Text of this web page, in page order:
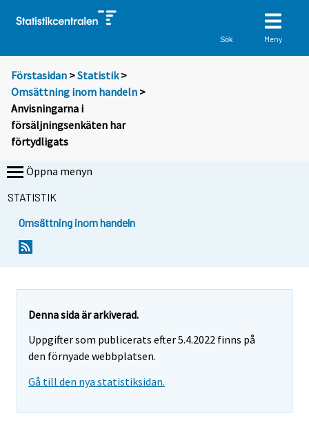
Sök Meny
Förstasidan >Statistik >
Omsättning inom handeln >
Anvisningarna i
försäljningsenkäten har
förtydligats
Öppna menyn
STATISTIK
Omsättning inom handeln
Denna sida är arkiverad.
Uppgifter som publicerats efter 5.4.2022 finns på
den förnyade webbplatsen.
Gå till den nya statistiksidan.